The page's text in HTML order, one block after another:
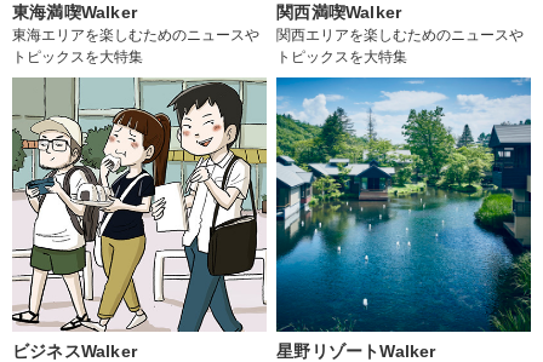
東海満喫Walker
東海エリアを楽しむためのニュースや
トピックスを大特集
関西満喫Walker
関西エリアを楽しむためのニュースや
トピックスを大特集
ビジネスWalker 星野リゾートWalker